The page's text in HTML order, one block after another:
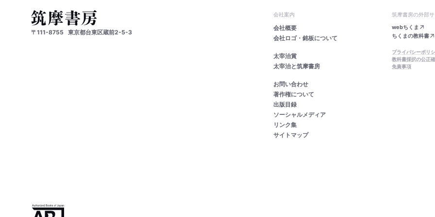
〒111-8755 東京都台東区蔵前2-5-3
会社案内
会社概要
会社ロゴ・銘板について
太宰治賞
太宰治と筑摩書房
お問い合わせ
著作権について
出版目録
ソーシャルメディア
リンク集
サイトマップ
筑摩書房の外部サ
webちくま
ちくまの教科書
プライバシーポリ
教科書採択の公正
免責事項